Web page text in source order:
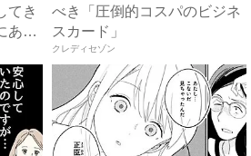
てき
あ
べき「圧倒的コスパのビジネ
スカード」
クレディセゾン